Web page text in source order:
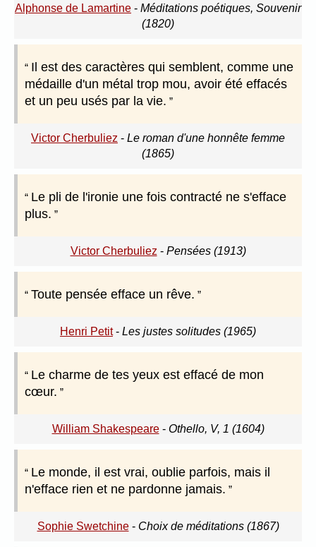
Alphonse de Lamartine - Méditations poétiques, Souvenir
(1820)
Il est des caractères qui semblent, comme une
médaille d'un métal trop mou, avoir été effacés
et un peu usés par la vie.
Victor Cherbuliez - Le roman d'une honnête femme
(1865)
Le pli de l'ironie une fois contracté ne s'efface
plus.
Victor Cherbuliez - Pensées (1913)
Toute pensée efface un rêve.
Henri Petit- Les justes solitudes (1965)
Le charme de tes yeux est effacé de mon
cœur.
William Shakespeare- Othello, V, 1 (1604)
Le monde, il est vrai, oublie parfois, mais il
n'efface rien et ne pardonne jamais.
Sophie Swetchine- Choix de méditations (1867)